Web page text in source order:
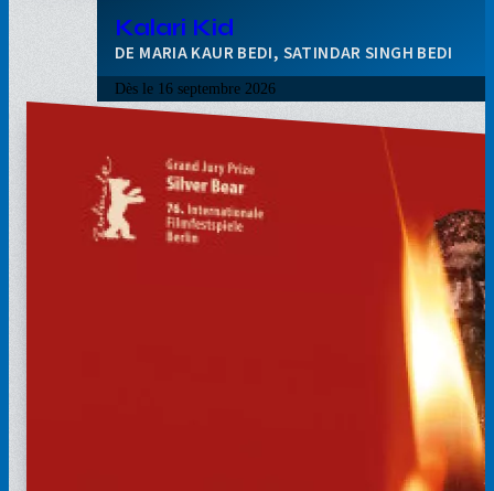
Kalari Kid
MARIA KAUR BEDI, SATINDAR SINGH BEDI
Dès le 16 septembre 2026